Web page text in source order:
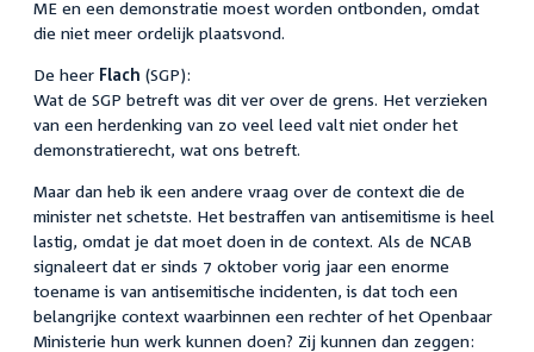
ME en een demonstratie moest worden ontbonden, omdat
die niet meer ordelijk plaatsvond.
De heer Flach (SGP):
Wat de SGP betreft was dit ver over de grens. Het verzieken
van een herdenking van zo veel leed valt niet onder het
demonstratierecht, wat ons betreft.
Maar dan heb ik een andere vraag over de context die de
minister net schetste. Het bestraffen van antisemitisme is heel
lastig, omdat je dat moet doen in de context. Als de NCAB
signaleert dat er sinds 7 oktober vorig jaar een enorme
toename is van antisemitische incidenten, is dat toch een
belangrijke context waarbinnen een rechter of het Openbaar
Ministerie hun werk kunnen doen? Zij kunnen dan zeggen: